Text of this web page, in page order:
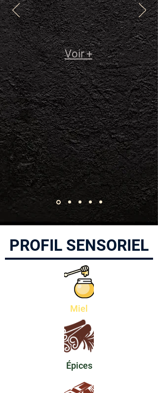
Voir +
PROFIL SENSORIEL
Miel
Épices